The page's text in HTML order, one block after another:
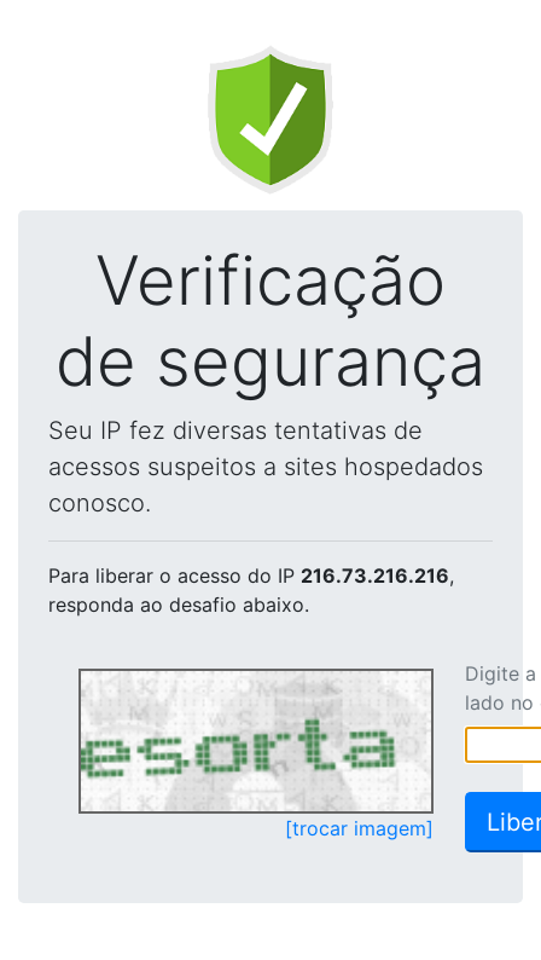
Verificação
de segurança
Seu IP fez diversas tentativas de
acessos suspeitos a sites hospedados
conosco.
Para liberar o acesso do IP 216.73.216.216,
responda ao desafio abaixo.
[trocar imagem]
Digite
lado no